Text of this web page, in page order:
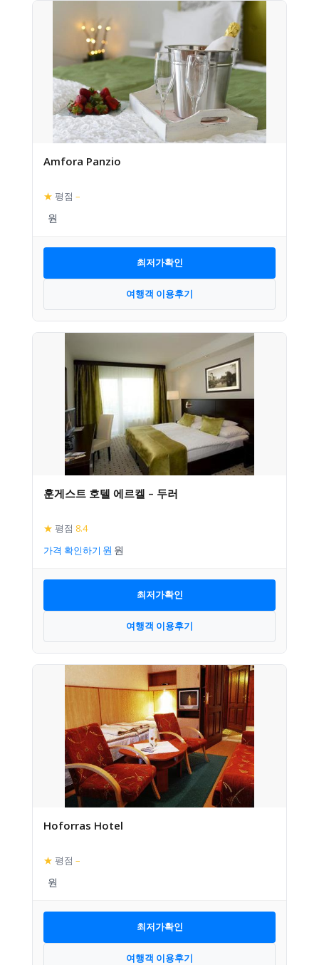
Amfora Panzio
★ 평점 –
최저가확인
여행객 이용후기
훈게스트 호텔 에르켈 – 두러
★ 평점 8.4
가격 확인하기
최저가확인
여행객 이용후기
Hoforras Hotel
★ 평점 –
최저가확인
여행객 이용후기